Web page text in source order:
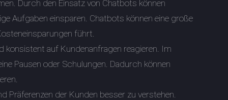
Durch den Einsatz von Chatbots können
Aufgaben einsparen. Chatbots können eine große
führt.
konsistent auf Kundenanfragen reagieren. Im
Pausen oder Schulungen. Dadurch können
der Kunden besser zu verstehen.